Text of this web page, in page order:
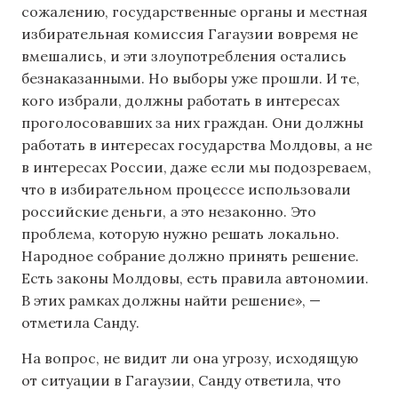
сожалению, государственные органы и местная
избирательная комиссия Гагаузии вовремя не
вмешались, и эти злоупотребления остались
безнаказанными. Но выборы уже прошли. И те,
кого избрали, должны работать в интересах
проголосовавших за них граждан. Они должны
работать в интересах государства Молдовы, а не
в интересах России, даже если мы подозреваем,
что в избирательном процессе использовали
российские деньги, а это незаконно. Это
проблема, которую нужно решать локально.
Народное собрание должно принять решение.
Есть законы Молдовы, есть правила автономии.
В этих рамках должны найти решение», —
отметила Санду.
На вопрос, не видит ли она угрозу, исходящую
от ситуации в Гагаузии, Санду ответила, что